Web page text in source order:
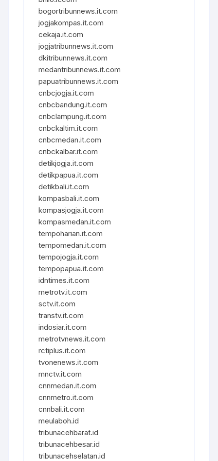
bogortribunnews.it.com
jogjakompas.it.com
cekaja.it.com
jogjatribunnews.it.com
dkitribunnews.it.com
medantribunnews.it.com
papuatribunnews.it.com
cnbcjogja.it.com
cnbcbandung.it.com
cnbclampung.it.com
cnbckaltim.it.com
cnbcmedan.it.com
cnbckalbar.it.com
detikjogja.it.com
detikpapua.it.com
detikbali.it.com
kompasbali.it.com
kompasjogja.it.com
kompasmedan.it.com
tempoharian.it.com
tempomedan.it.com
tempojogja.it.com
tempopapua.it.com
idntimes.it.com
metrotv.it.com
sctv.it.com
transtv.it.com
indosiar.it.com
metrotvnews.it.com
rctiplus.it.com
tvonenews.it.com
mnctv.it.com
cnnmedan.it.com
cnnmetro.it.com
cnnbali.it.com
meulaboh.id
tribunacehbarat.id
tribunacehbesar.id
tribunacehselatan.id